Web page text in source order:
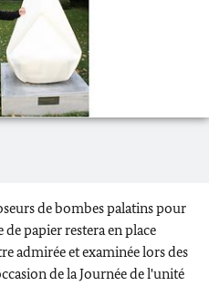
de bombes palatins pour
papier restera en place
admirée et examinée lors des
de la Journée de l'unité